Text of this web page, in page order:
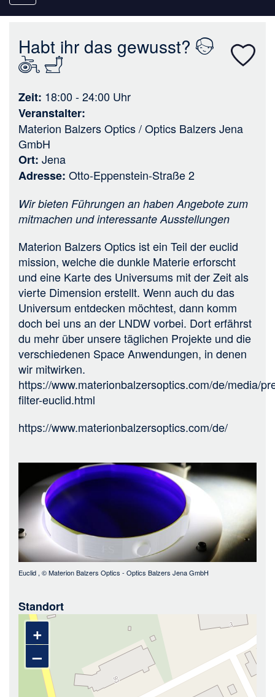
navigation
Habt ihr das gewusst?
Zeit 18:00 - 24:00 Uhr
Veranstalter
Materion Balzers Optics / Optics Balzers Jena
GmbH
Ort Jena
Adresse Otto-Eppenstein-Straße 2
Wir bieten Führungen an haben Angebote zum
mitmachen und interessante Ausstellungen
Materion Balzers Optics ist ein Teil der euclid
mission, welche die dunkle Materie erforscht
und eine Karte des Universums mit der Zeit als
vierte Dimension erstellt. Wenn auch du das
Universum entdecken möchtest, dann komm
doch bei uns an der LNDW vorbei. Dort erfährst
du mehr über unsere täglichen Projekte und die
verschiedenen Space Anwendungen, in denen
wir mitwirken.
https://www.materionbalzersoptics.com/de/media/
filter-euclid.html
https://www.materionbalzersoptics.com/de/
Euclid , ©Materion Balzers Optics - Optics Balzers Jena GmbH
Standort
+
–